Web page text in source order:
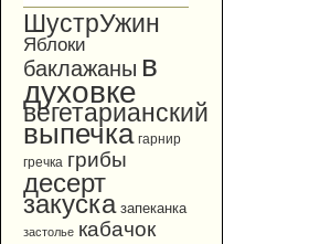
ШустрУжин
Яблоки
баклажаны в
духовке
вегетарианский
выпечка гарнир
гречка грибы
десерт
закуска запеканка
застолье кабачок